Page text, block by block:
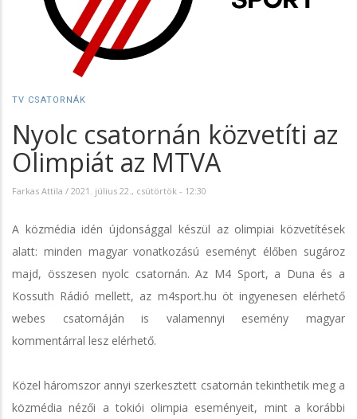
TV CSATORNÁK
Nyolc csatornán közvetíti az
Olimpiát az MTVA
Farkas Attila / 2021. július 22., csütörtök - 12:30
A közmédia idén újdonsággal készül az olimpiai közvetítések
alatt: minden magyar vonatkozású eseményt élőben sugároz
majd, összesen nyolc csatornán. Az M4 Sport, a Duna és a
Kossuth Rádió mellett, az m4sport.hu öt ingyenesen elérhető
webes csatornáján is valamennyi esemény magyar
kommentárral lesz elérhető.
Közel háromszor annyi szerkesztett csatornán tekinthetik meg a
közmédia nézői a tokiói olimpia eseményeit, mint a korábbi